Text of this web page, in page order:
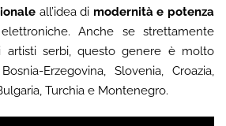
all’idea di modernità e potenza
Anche se strettamente
serbi, questo genere è molto
Erzegovina, Slovenia, Croazia,
Turchia e Montenegro.